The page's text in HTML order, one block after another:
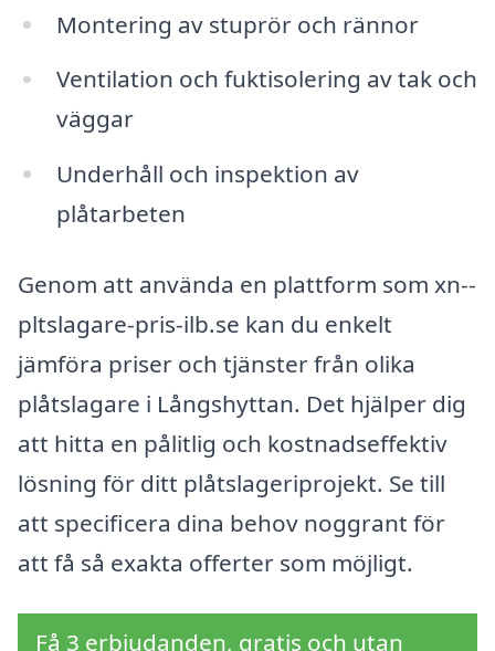
Montering av stuprör och rännor
Ventilation och fuktisolering av tak och
väggar
Underhåll och inspektion av
plåtarbeten
Genom att använda en plattform som xn--
pltslagare-pris-ilb.se kan du enkelt
jämföra priser och tjänster från olika
plåtslagare i Långshyttan. Det hjälper dig
att hitta en pålitlig och kostnadseffektiv
lösning för ditt plåtslageriprojekt. Se till
att specificera dina behov noggrant för
att få så exakta offerter som möjligt.
Få 3 erbjudanden, gratis och utan